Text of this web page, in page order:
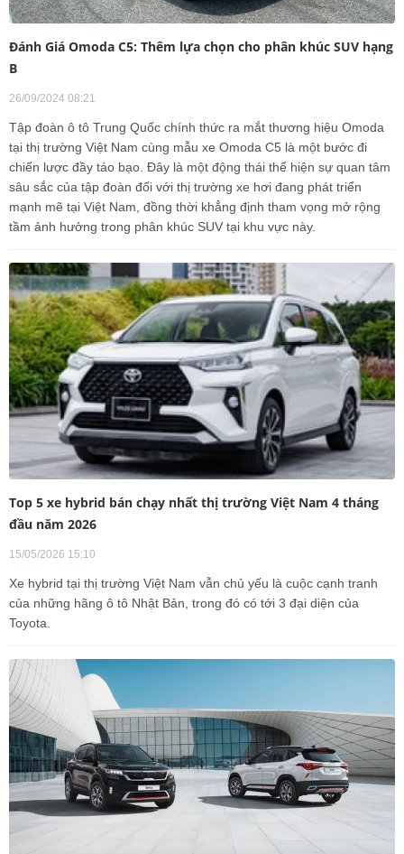
Đánh Giá Omoda C5: Thêm lựa chọn cho phân khúc SUV hạng
B
26/09/2024 08:21
Tập đoàn ô tô Trung Quốc chính thức ra mắt thương hiệu Omoda
tại thị trường Việt Nam cùng mẫu xe Omoda C5 là một bước đi
chiến lược đầy táo bạo. Đây là một động thái thể hiện sự quan tâm
sâu sắc của tập đoàn đối với thị trường xe hơi đang phát triển
mạnh mẽ tại Việt Nam, đồng thời khẳng định tham vọng mở rộng
tầm ảnh hưởng trong phân khúc SUV tại khu vực này.
Top 5 xe hybrid bán chạy nhất thị trường Việt Nam 4 tháng
đầu năm 2026
15/05/2026 15:10
Xe hybrid tại thị trường Việt Nam vẫn chủ yếu là cuộc cạnh tranh
của những hãng ô tô Nhật Bản, trong đó có tới 3 đại diện của
Toyota.